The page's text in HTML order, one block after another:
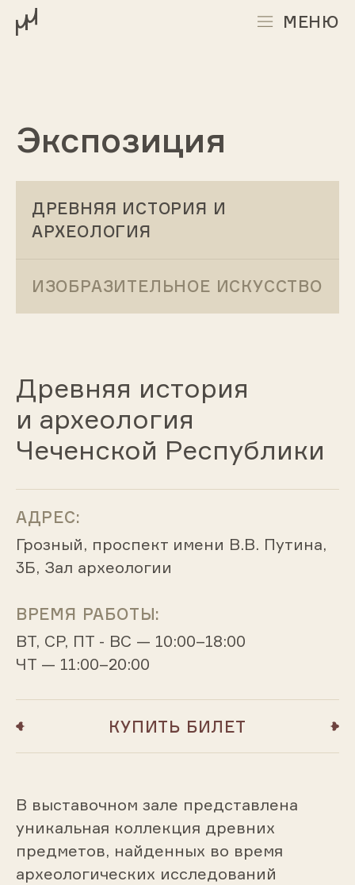
МЕНЮ
Экспозиция
ДРЕВНЯЯ ИСТОРИЯ И
АРХЕОЛОГИЯ
ИЗОБРАЗИТЕЛЬНОЕ ИСКУССТВО
Древняя история
и археология
Чеченской Республики
АДРЕС:
Грозный, проспект имени В.В. Путина,
3Б, Зал археологии
ВРЕМЯ РАБОТЫ:
ВТ, СР, ПТ - ВС — 10:00–18:00
ЧТ — 11:00–20:00
КУПИТЬ БИЛЕТ
В выставочном зале представлена
уникальная коллекция древних
предметов, найденных во время
археологических исследований